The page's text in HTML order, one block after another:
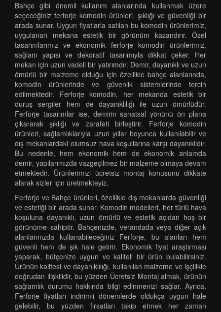
Bahçe gibi önemli kullanım alanlarında kullanmak üzere
seçeceğiniz ferforje komodin ürünleri, şıklığı ve güvenliği bir
arada sunar. Uygun fiyatlarla satılan bu komodin ürünlerimiz,
uygulanan mekana estetik bir görünüm kazandırır. Özel
tasarımlarımız ve ekonomik ferforje komodin ürünlerimiz,
sağlam yapısı ve dekoratif tasarımıyla dikkat çeker. Her
mekan için uzun vadeli bir yatırımdır. Demir, dayanıklı ve uzun
ömürlü bir malzeme olduğu için özellikle bahçe alanlarında,
komodin ürünlerinde ve güvenlik sistemlerinde tercih
edilmektedir. Ferforje komodin, her mekanda estetik bir
duruş sergiler hem de dayanıklılığı ile uzun ömürlüdür.
Ferforje tasarımlar ise, demirin sanatsal yönünü ön plana
çıkararak şıklığı ve zarafeti birleştirir. Ferforje komodin
ürünleri, sağlamlıklarıyla uzun yıllar boyunca kullanılabilir ve
dış mekanlardaki olumsuz hava koşullarına karşı dayanıklıdır.
Bu nedenle, hem ekonomik hem de ekonomik anlamda
demir, yapılarımızda vazgeçilmez bir malzeme olmaya devam
etmektedir. Ürünlerimizi ücretsiz montaj konusunu dikkate
alarak sizler için üretmekteyiz.
Ferforje ve Bahçe ürünleri, özellikle dış mekanlarda güvenliği
ve estetiği bir arada sunar. Komodin modelleri, her türlü hava
koşuluna dayanıklı, uzun ömürlü ve estetik açıdan hoş bir
görünüme sahiptir. Bahçenizde, verandada veya diğer açık
alanlarınızda kullanabileceğiniz Ferforje, bu alanları hem
güvenli hem de şık hale getirir. Ekonomik fiyat araştırması
yaparak, bütçenize uygun ve kaliteli bir ürün bulabilirsiniz.
Ürünün kalitesi ve dayanıklılığı, kullanılan malzeme ve işçilikle
doğrudan ilişkilidir, bu yüzden Ücretsiz Montaj almak, ürünün
sağlamlık durumu hakkında bilgi edinmenizi sağlar. Ayrıca,
Ferforje fiyatları indirimli dönemlerde oldukça uygun hale
gelebilir, bu yüzden fırsatları takip etmek her zaman